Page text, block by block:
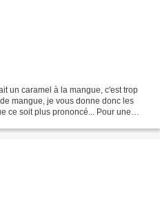
un caramel à la mangue, c'est trop
mangue, je vous donne donc les
ce soit plus prononcé... Pour une